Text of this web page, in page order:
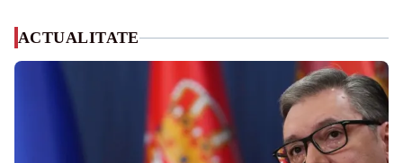
ACTUALITATE